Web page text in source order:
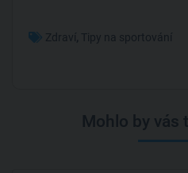
Zdraví, Tipy na sportování
Mohlo by vás